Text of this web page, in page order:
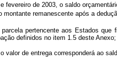
de 2003, o saldo
montante remanescente após a
pertencente aos Estados que
definidos no item 1.5 deste Anexo;
de entrega corresponderá ao